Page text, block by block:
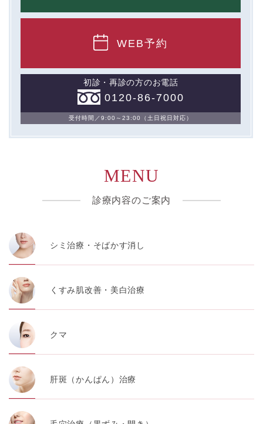
WEB予約
初診・再診の方のお電話
0120-86-7000
受付時間／9:00～23:00（土日祝日対応）
MENU
診療内容のご案内
シミ治療・そばかす消し
くすみ肌改善・美白治療
クマ
肝斑（かんぱん）治療